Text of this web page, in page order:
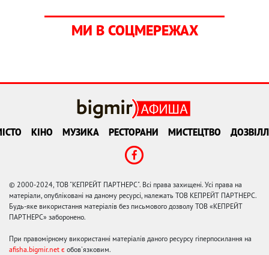
МИ В СОЦМЕРЕЖАХ
КІНО МУЗИКА РЕСТОРАНИ МИСТЕЦТВО
© 2000-2024, ТОВ "КЕПРЕЙТ ПАРТНЕРС". Всі права захищені. Усі права на
матеріали, опубліковані на даному ресурсі, належать ТОВ КЕПРЕЙТ ПАРТНЕРС.
Будь-яке використання матеріалів без письмового дозволу ТОВ «КЕПРЕЙТ
ПАРТНЕРС» заборонено.
При правомірному використанні матеріалів даного ресурсу гіперпосилання на
afisha.bigmir.net є обов'язковим.